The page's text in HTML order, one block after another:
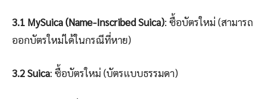
3.1 MySuica (Name-Inscribed Suica): ซื้อบัตรใหม่ (สามารถ
ออกบัตรใหม่ได้ในกรณีที่หาย)
3.2 Suica: ซื้อบัตรใหม่ (บัตรแบบธรรมดา)